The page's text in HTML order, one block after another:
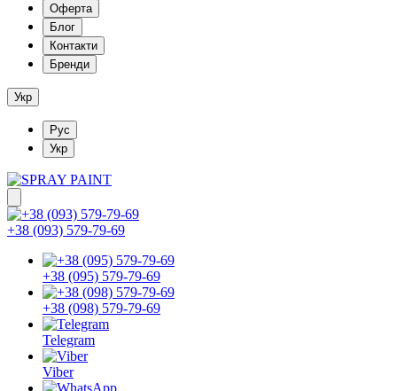
Оферта
Блог
Контакти
Бренди
Укр
Рус
Укр
+38 (093) 579-79-69
+38 (095) 579-79-69
+38 (098) 579-79-69
Telegram
Viber